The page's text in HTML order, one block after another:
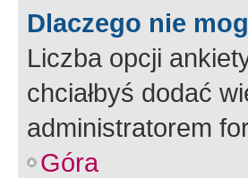
Dlaczego nie
Liczba opcji
chciałbyś dodać
administratorem
Góra